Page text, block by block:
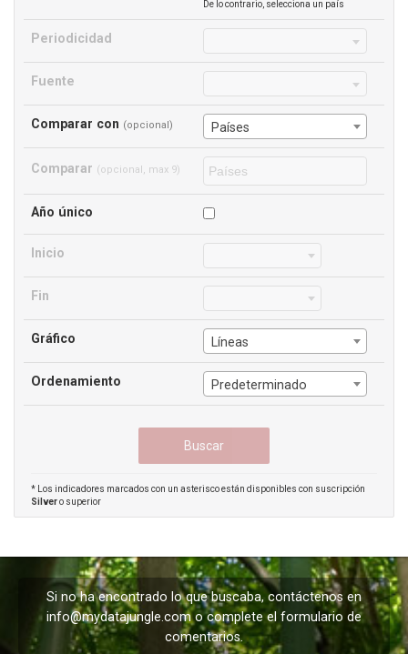
De lo contrario, selecciona un país
Periodicidad
Fuente
Comparar con (opcional) Países
Comparar (opcional, max 9)
Año único
Inicio
Fin
Gráfico Líneas
Ordenamiento Predeterminado
* Los indicadores marcados con un asterisco están disponibles con suscripción
Silvero superior
Si no ha encontrado lo que buscaba, contáctenos en
info@mydatajungle.como complete el formulario de
comentarios.